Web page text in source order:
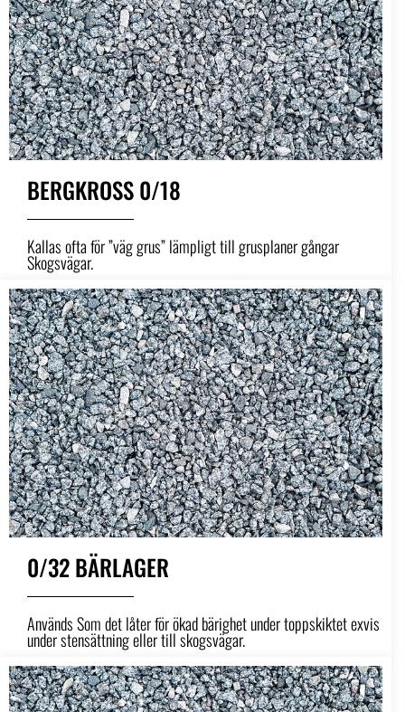
BERGKROSS 0/18
Kallas ofta för ”väg grus” lämpligt till grusplaner gångar
Skogsvägar.
0/32 BÄRLAGER
Används Som det låter för ökad bärighet under toppskiktet exvis
under stensättning eller till skogsvägar.